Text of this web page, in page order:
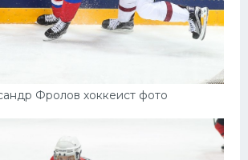
Фролов хоккеист фото